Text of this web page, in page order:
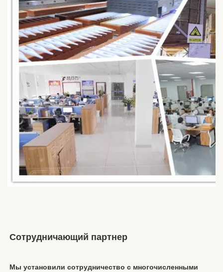
Сотрудничающий партнер
Мы установили сотрудничество с многочисленными